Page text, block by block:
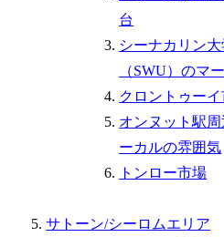
台
シーナカリン大
（SWU）のマ
クロントゥー
オンヌット駅周
ーカルの雰囲気
トンロー市場
サトーン/シーロムエリア